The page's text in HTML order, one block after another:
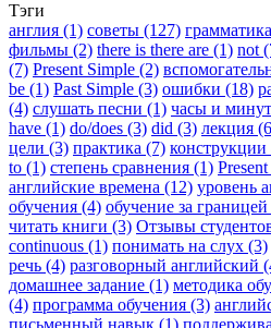
Тэги
англия (1) советы (127)
фильмы (2) there is there are (1) not
(7) Present Simple (2)
be (1) Past Simple (3) ошибки (18)
(4) слушать песни (1) часы и
have (1) do/does (3) did (3) лекция
цели (3) практика (7) конструкции
to (1) степень сравнения (1)
английские времена (12) уровень
обучения (4) обучение за
читать книги (3) Отзывы
continuous (1) понимать на слух (3)
речь (4) разговорный английский
домашнее задание (1) методика
(4) программа обучения (3)